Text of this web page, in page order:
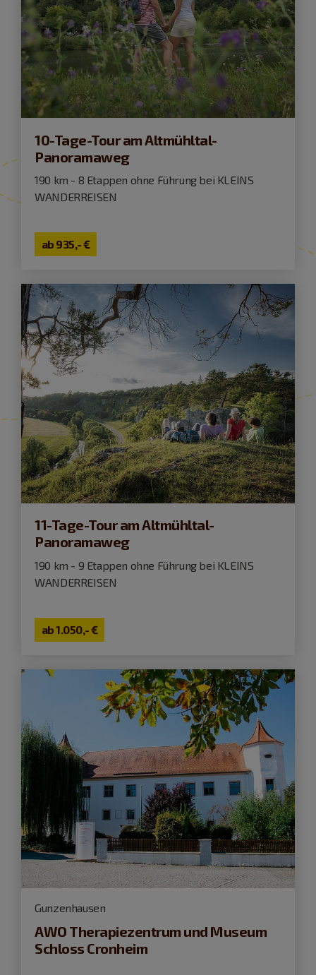
10-Tage-Tour am Altmühltal-
Panoramaweg
190 km - 8 Etappen ohne Führung bei KLEINS
WANDERREISEN
ab 935,- €
11-Tage-Tour am Altmühltal-
Panoramaweg
190 km - 9 Etappen ohne Führung bei KLEINS
WANDERREISEN
ab1.050,- €
Gunzenhausen
AWO Therapiezentrum und Museum
Schloss Cronheim